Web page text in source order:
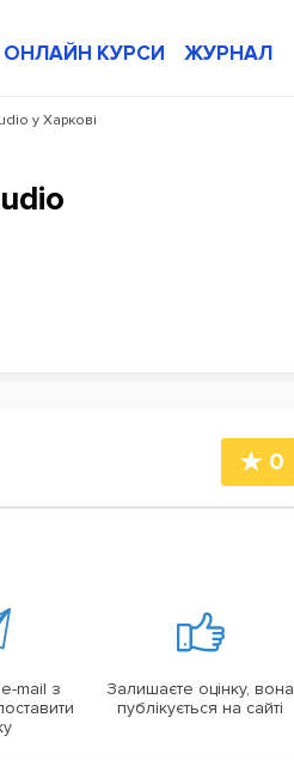
ОНЛАЙН КУРСИ ЖУРНАЛ
у Харкові
0
mail з
Залишаєте оцінку, вона
публікується на сайті